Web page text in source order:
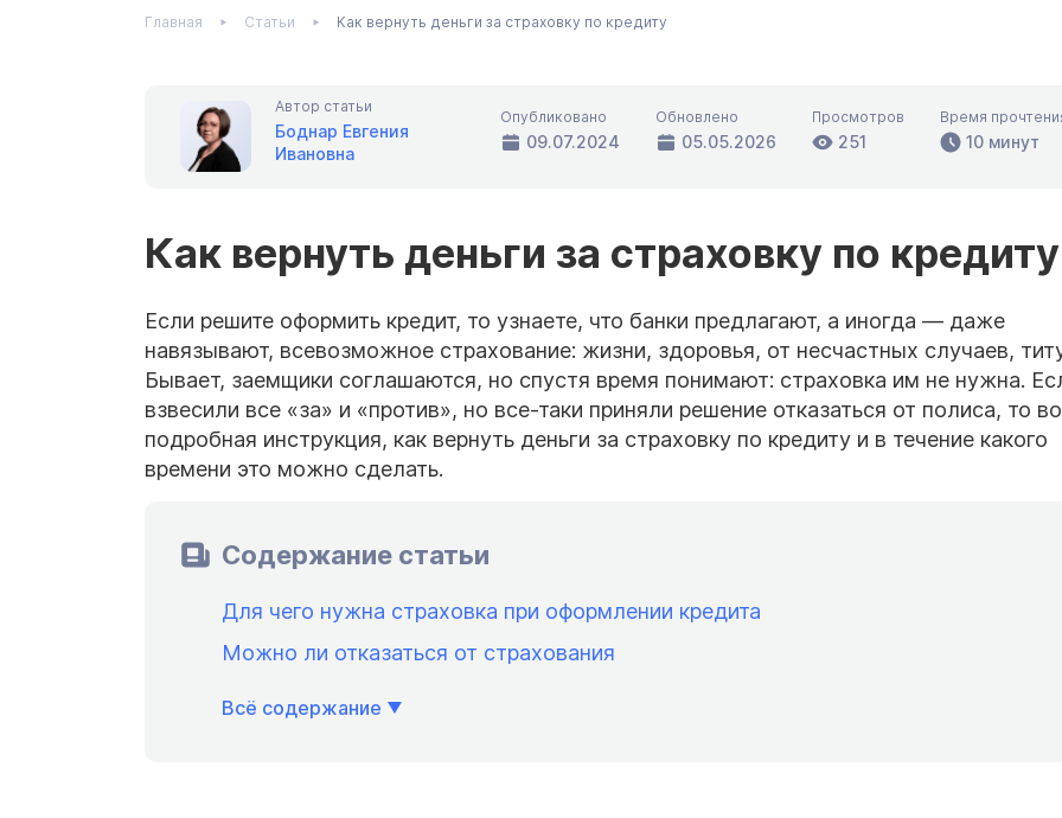
Главная Статьи Как вернуть деньги за страховку по кредиту
Автор статьи
Боднар Евгения
Ивановна
Опубликовано
09.07.2024
Обновлено
05.05.2026
Просмотров
251
Время
10 минут
Как вернуть деньги за страховку по кредиту
Если решите оформить кредит, то узнаете, что банки предлагают, а иногда — даже
навязывают, всевозможное страхование: жизни, здоровья, от несчастных случаев,
Бывает, заемщики соглашаются, но спустя время понимают: страховка им не нужна.
взвесили все «за» и «против», но все-таки приняли решение отказаться от полиса, то
подробная инструкция, как вернуть деньги за страховку по кредиту и в течение какого
времени это можно сделать.
Содержание статьи
Для чего нужна страховка при оформлении кредита
Можно ли отказаться от страхования
Всё содержание